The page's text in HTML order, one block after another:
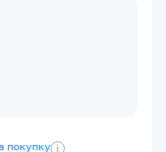
покупку i